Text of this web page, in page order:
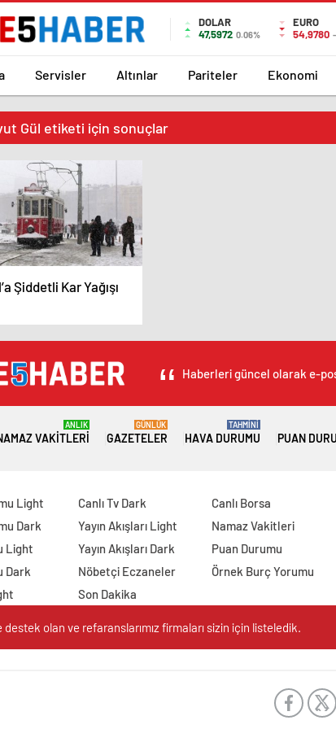
DOLAR
47,5972 0.06%
EURO
54,9780
Servisler Altınlar Pariteler Ekonomi
Gül etiketi için sonuçlar
Şiddetli Kar Yağışı
Haberleri güncel olarak e-
VAKITLERI
ANLIK
GAZETELER
GÜNLÜK
HAVA DURUMU
TAHMİNİ
PUAN
Light
Dark
Light
Dark
Canlı Tv Dark
Yayın Akışları Light
Yayın Akışları Dark
Nöbetçi Eczaneler
Son Dakika
Canlı Borsa
Namaz Vakitleri
Puan Durumu
Örnek Burç Yorumu
destek olan ve refaranslarımız firmaları sizin için listeledik.